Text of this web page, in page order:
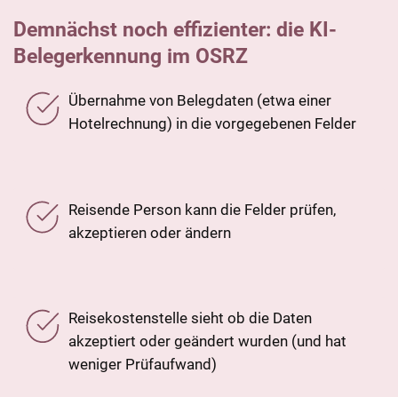
Demnächst noch effizienter: die KI-
Belegerkennung im OSRZ
Übernahme von Belegdaten (etwa einer
Hotelrechnung) in die vorgegebenen Felder
Reisende Person kann die Felder prüfen,
akzeptieren oder ändern
Reisekostenstelle sieht ob die Daten
akzeptiert oder geändert wurden (und hat
weniger Prüfaufwand)